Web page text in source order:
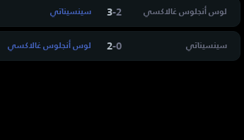
لوس أنجلوس غالاكسي 2
-
3 سينسيناتي
سينسيناتي 0
-
2 لوس أنجلوس غالاكسي